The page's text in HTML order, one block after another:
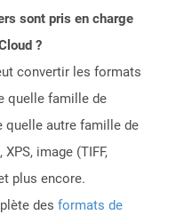
sont pris en charge
?
convertir les formats
quelle famille de
quelle autre famille de
XPS, image (TIFF,
plus encore.
des formats de